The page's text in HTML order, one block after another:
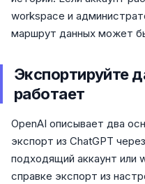
workspace и
маршрут данных может
Экспортируйте
работает
OpenAI описывает два
экспорт из ChatGPT
подходящий аккаунт или
справке экспорт из